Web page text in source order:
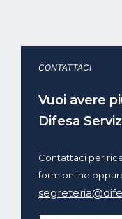
CONTATTACI
Vuoi avere
Difesa
Contattaci per
form online